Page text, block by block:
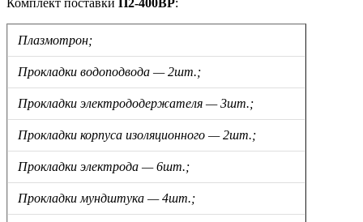
Комплект поставки П2-400ВР:
Плазмотрон;
Прокладки водоподвода — 2шт.;
Прокладки электрододержателя — 3шт.;
Прокладки корпуса изоляционного — 2шт.;
Прокладки электрода — 6шт.;
Прокладки мундштука — 4шт.;